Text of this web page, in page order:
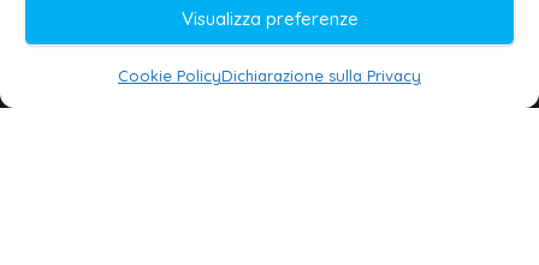
Visualizza preferenze
Cookie PolicyDichiarazione sulla Privacy
Editore e direttore responsabile:
Daniele G. Masciullo